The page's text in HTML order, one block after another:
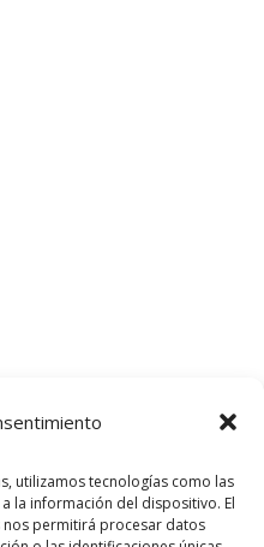
utilizamos tecnologías como las
la información del dispositivo. El
permitirá procesar datos